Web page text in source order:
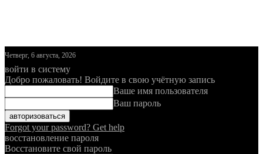
Четверг, 6 августа, 2026
войти в систему
Добро пожаловать! Войдите в свою учётную запись
Ваше имя пользователя
Ваш пароль
Forgot your password? Get help
восстановление пароля
Восстановите свой пароль